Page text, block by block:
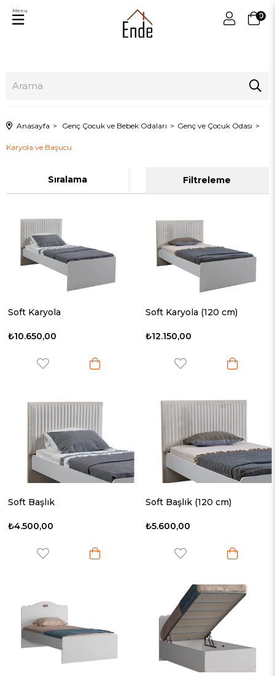
0
Menu
Anasayfa Genç Çocuk ve Bebek Odaları Genç ve Çocuk Odası
Karyola ve Başucu
Filtreleme
Sıralama
Soft Karyola
₺10.650,00
Soft Karyola (120 cm)
₺12.150,00
Soft Başlık
₺4.500,00
Soft Başlık (120 cm)
₺5.600,00